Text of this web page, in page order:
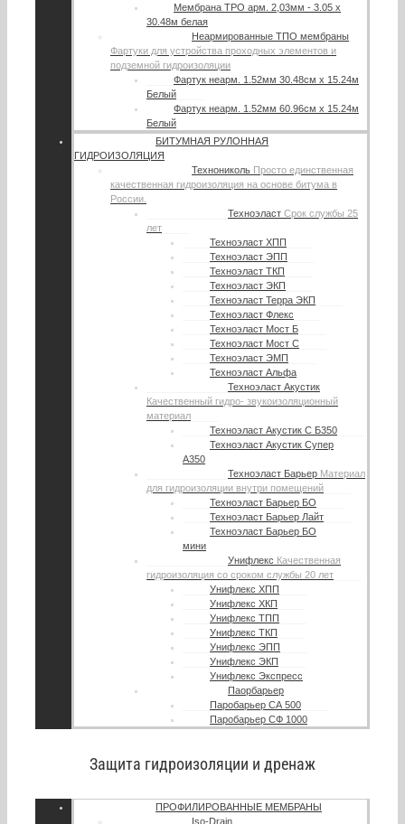
Мембрана TPO арм. 2,03мм - 3.05 х
30.48м белая
Неармированные ТПО мембраны
Фартуки для устройства проходных элементов и
подземной гидроизоляции
Фартук неарм. 1.52мм 30.48см х 15.24м
Белый
Фартук неарм. 1.52мм 60.96см х 15.24м
Белый
БИТУМНАЯ РУЛОННАЯ
ГИДРОИЗОЛЯЦИЯ
Технониколь Просто единственная
качественная гидроизоляция на основе битума в
России.
Техноэласт Срок службы 25
лет
Техноэласт ХПП
Техноэласт ЭПП
Техноэласт ТКП
Техноэласт ЭКП
Техноэласт Терра ЭКП
Техноэласт Флекс
Техноэласт Мост Б
Техноэласт Мост С
Техноэласт ЭМП
Техноэласт Альфа
Техноэласт Акустик
Качественный гидро- звукоизоляционный
материал
Техноэласт Акустик С Б350
Техноэласт Акустик Супер
А350
Техноэласт Барьер Материал
для гидроизоляции внутри помещений
Техноэласт Барьер БО
Техноэласт Барьер Лайт
Техноэласт Барьер БО
мини
Унифлекс Качественная
гидроизоляция со сроком службы 20 лет
Унифлекс ХПП
Унифлекс ХКП
Унифлекс ТПП
Унифлекс ТКП
Унифлекс ЭПП
Унифлекс ЭКП
Унифлекс Экспресс
Паорбарьер
Паробарьер СА 500
Паробарьер СФ 1000
Защита гидроизоляции и дренаж
ПРОФИЛИРОВАННЫЕ МЕМБРАНЫ
Iso-Drain